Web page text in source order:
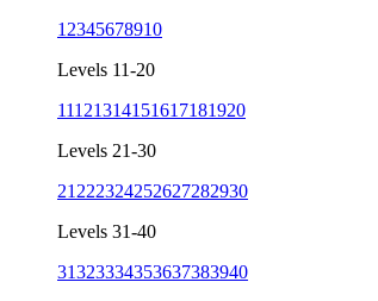
1 2345678910
Levels 11-20
11121314151617181920
Levels 21-30
21 222324252627282930
Levels 31-40
31323334353637383940